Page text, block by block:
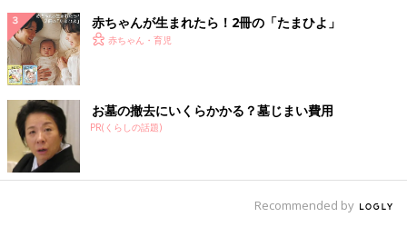
子どもの病気時の対応や朝夕の送迎の大変さ、子どもがグズる中
での出勤準備や寝かしつけなど、保育園生活が始まると、時間と
の戦いで息つくヒマもないし、不安もたくさん。少しでもスムー
ズな両立生活を送るためには、保育園を信頼し、我が子を安心し
て任すことが必須となります。
保育園選びで重要なポイントにはいろいろな情報がありますが、
意外と知られていないポイントと、実際に入園してみて「合わな
い」と感じた場合の対応について、保育ジャーナリストの普光院
亜紀さんにお聞きしました。
乳児の保育だけでなく、幼児クラスも見学してみて
赤ちゃんが生まれたら！2冊の「たまひよ」
赤ちゃん・育児
お墓の撤去にいくらかかる？墓じまい費用
PR(くらしの話題)
Recommended by